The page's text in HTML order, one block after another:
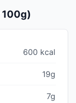
100g)
600 kcal
19g
7g